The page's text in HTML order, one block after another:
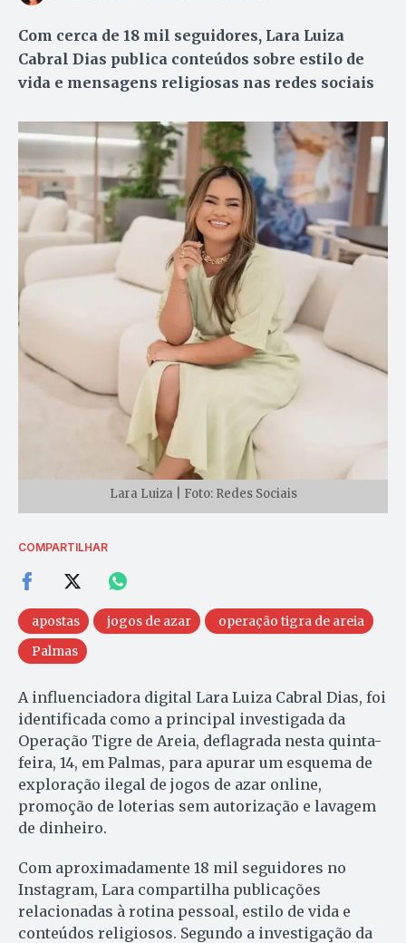
Com cerca de 18 mil seguidores, Lara Luiza
Cabral Dias publica conteúdos sobre estilo de
vida e mensagens religiosas nas redes sociais
Lara Luiza | Foto: Redes Sociais
COMPARTILHAR
apostas jogos de azar
operação tigra de areia
Palmas
A influenciadora digital Lara Luiza Cabral Dias, foi
identificada como a principal investigada da
Operação Tigre de Areia, deflagrada nesta quinta-
feira, 14, em Palmas, para apurar um esquema de
exploração ilegal de jogos de azar online,
promoção de loterias sem autorização e lavagem
de dinheiro.
Com aproximadamente 18 mil seguidores no
Instagram, Lara compartilha publicações
relacionadas à rotina pessoal, estilo de vida e
conteúdos religiosos. Segundo a investigação da